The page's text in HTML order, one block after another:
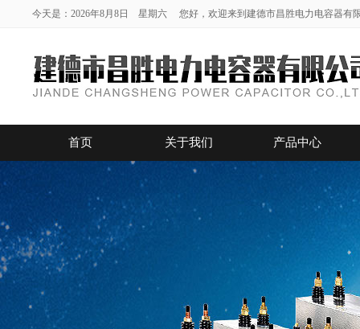
今天是：2026年8月8日 星期六 您好，欢迎来到建德市昌胜电力电容器有
首页 关于我们 产品中心